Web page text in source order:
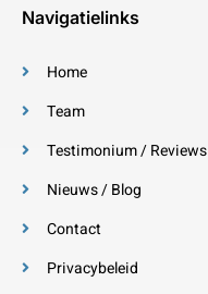
Navigatielinks
Home
Team
Testimonium / Reviews
Nieuws / Blog
Contact
Privacybeleid